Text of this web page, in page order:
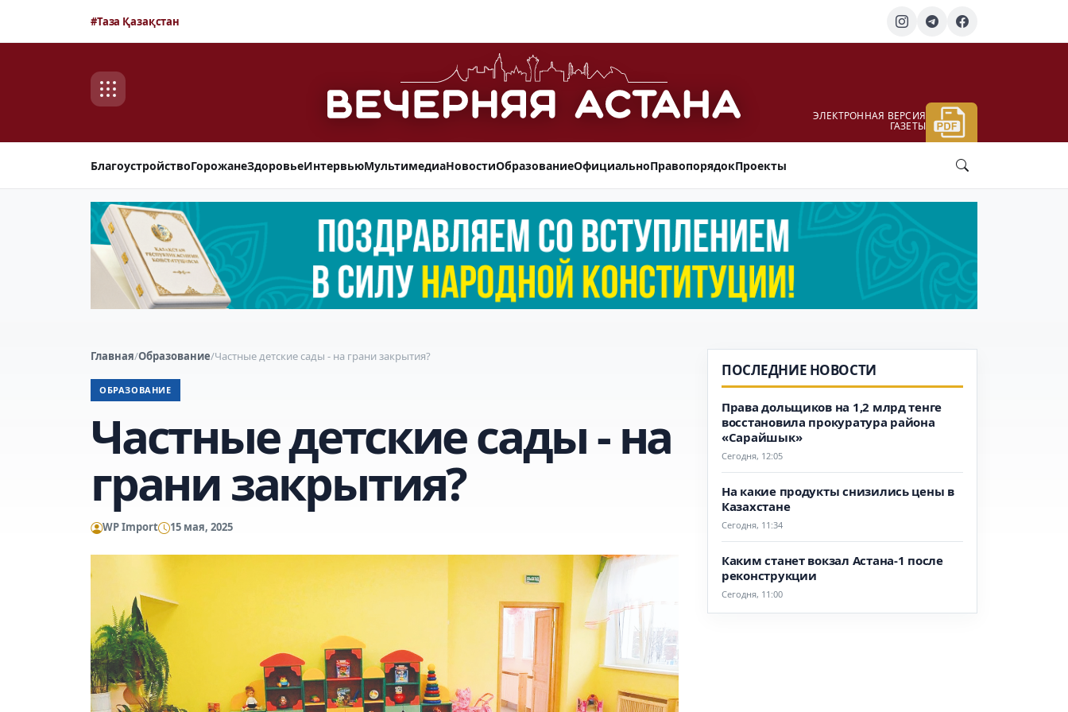
#Таза Қазақстан
ЭЛЕКТРОННАЯ ВЕРСИЯ
ГАЗЕТЫ
БлагоустройствоГорожанеЗдоровьеИнтервьюМультимедиаНовостиОбразованиеОфициальноПравопорядокПроекты
Главная/Образование/Частные детские сады - на грани закрытия?
ОБРАЗОВАНИЕ
Частные детские сады - на
грани закрытия?
WP Import 15 мая, 2025
ПОСЛЕДНИЕ НОВОСТИ
Права дольщиков на 1,2 млрд тенге
восстановила прокуратура района
«Сарайшык»
Сегодня, 12:05
На какие продукты снизились цены в
Казахстане
Сегодня, 11:34
Каким станет вокзал Астана-1 после
реконструкции
Сегодня, 11:00